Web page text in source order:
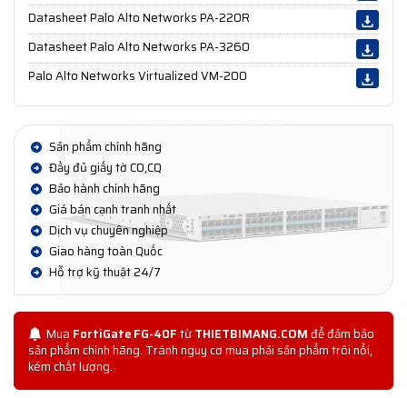
Datasheet Palo Alto Networks PA-220R
Datasheet Palo Alto Networks PA-3260
Palo Alto Networks Virtualized VM-200
Sản phẩm chính hãng
Đầy đủ giấy tờ CO,CQ
Bảo hành chính hãng
Giá bán cạnh tranh nhất
Dịch vụ chuyên nghiệp
Giao hàng toàn Quốc
Hỗ trợ kỹ thuật 24/7
Mua FortiGate FG-40FtừTHIETBIMANG.COMđể đảm bảo
sản phẩm chính hãng. Tránh nguy cơ mua phải sản phẩm trôi nổi,
kém chất lượng.